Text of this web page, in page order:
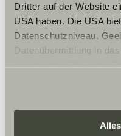
Dritter auf der Website
USA haben. Die USA
Datenschutzniveau.
Datenübermittlung in
ein erhöhtes Risiko für
zustehen. Eingesetzte
eigene Zwecke
zusammenführen.